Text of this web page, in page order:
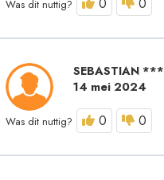
Was dit nuttig? 0 0
SEBASTIAN ***
14 mei 2024
Was dit nuttig? 0 0